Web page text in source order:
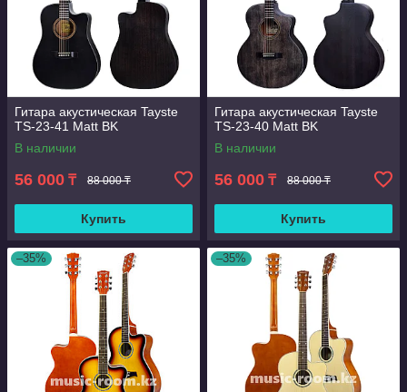
Гитара акустическая Tayste
TS-23-41 Matt BK
В наличии
56 000 ₸ 88 000 ₸
Купить
Гитара акустическая Tayste
TS-23-40 Matt BK
В наличии
56 000 ₸ 88 000 ₸
Купить
–35% –35%